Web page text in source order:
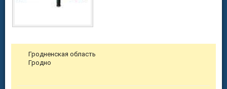
Гродненская область
Гродно